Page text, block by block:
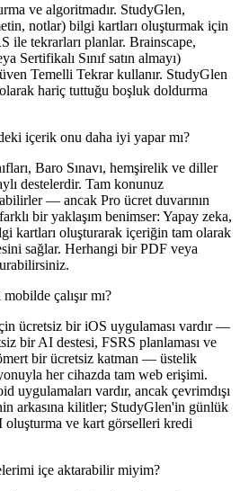
ve algoritmadır. StudyGlen,
notlar) bilgi kartları oluşturmak için
ile tekrarları planlar. Brainscape,
Sertifikalı Sınıf satın almayı)
Temelli Tekrar kullanır. StudyGlen
hariç tuttuğu boşluk doldurma
içerik onu daha iyi yapar mı?
Baro Sınavı, hemşirelik ve diller
destelerdir. Tam konunuz
— ancak Pro ücret duvarının
bir yaklaşım benimser: Yapay zeka,
kartları oluşturarak içeriğin tam olarak
sağlar. Herhangi bir PDF veya
çalışır mı?
ücretsiz bir iOS uygulaması vardır —
bir AI destesi, FSRS planlaması ve
bir ücretsiz katman — üstelik
her cihazda tam web erişimi.
uygulamaları vardır, ancak çevrimdışı
arkasına kilitler; StudyGlen'in günlük
oluşturma ve kart görselleri kredi
içe aktarabilir miyim?